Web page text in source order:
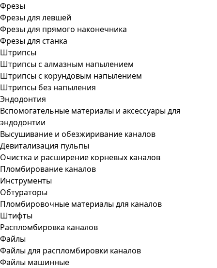
Фрезы
Фрезы для левшей
Фрезы для прямого наконечника
Фрезы для станка
Штрипсы
Штрипсы c алмазным напылением
Штрипсы c корундовым напылением
Штрипсы без напыления
Эндодонтия
Вспомогательные материалы и аксессуары для
эндодонтии
Высушивание и обезжиривание каналов
Девитализация пульпы
Очистка и расширение корневых каналов
Пломбирование каналов
Инструменты
Обтураторы
Пломбировочные материалы для каналов
Штифты
Распломбировка каналов
Файлы
Файлы для распломбировки каналов
Файлы машинные